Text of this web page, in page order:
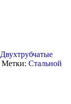
Двухтрубчатые
Метки: Стальной